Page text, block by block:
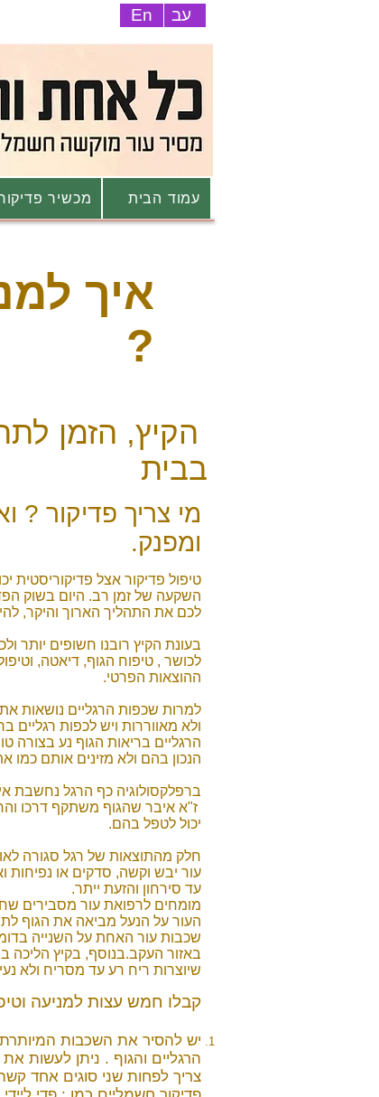
עב En
מכשיר עמוד הבית
איך
?
הקיץ, הזמן
בבית
מי צריך פדיקור ?
ומפנק.
טיפול פדיקור אצל פדיקוריסטית
השקעה של זמן רב. היום בשוק
לכם את התהליך הארוך והיקר,
בעונת הקיץ רובנו חשופים יותר
לכושר , טיפוח הגוף, דיאטה,
ההוצאות הפרטי.
למרות שכפות הרגליים נושאות
ולא מאווררות ויש לכפות
הרגליים בריאות הגוף נע בצורה
הנכון בהם ולא מזינים אותם כמו
ז"א איבר שהגוף משתקף דרכו
יכול לטפל בהם.
חלק מהתוצאות של רגל סגורה
עור יבש וקשה, סדקים או נפיחות
עד סירחון והזעת ייתר.
מומחים לרפואת עור מסבירים
העור על הנעל מביאה את הגוף
שכבות עור האחת על השנייה
באזור העקב.בנוסף, בקיץ הליכה
שיוצרות ריח רע עד מסריח ולא
קבלו חמש עצות למניעה
יש להסיר את השכבות
הרגליים והגוף . ניתן לעשות
צריך לפחות שני סוגים אחד